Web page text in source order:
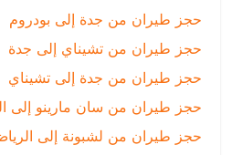
حجز طيران من جدة إلى بودروم |
حجز طيران من تشيناي إلى جدة
حجز طيران من جدة إلى تشيناي |
حجز طيران من سان مارينو إلى الرياض
حجز طيران من لشبونة إلى الرياض
|